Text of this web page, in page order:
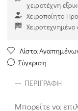
χειροτέχνη
Χειροποίητο
Λίστα
Σύγκριση
ΠΕΡΙΓΡΑΦΉ
Μπορείτε να